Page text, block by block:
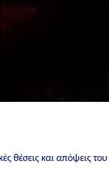
θέσεις και απόψεις του